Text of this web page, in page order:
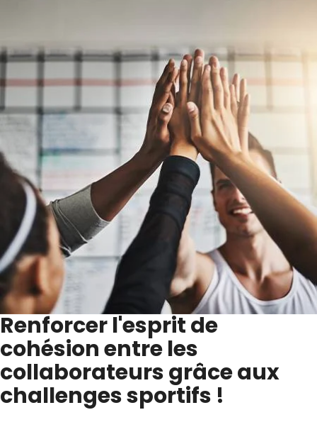
Renforcer l'esprit de
cohésion entre les
collaborateurs grâce aux
challenges sportifs !